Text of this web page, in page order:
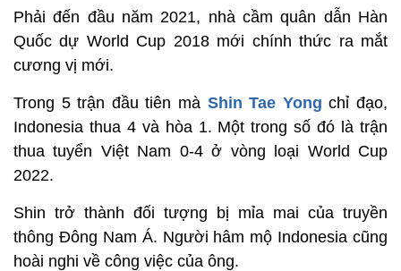
Phải đến đầu năm 2021, nhà cầm quân dẫn Hàn
Quốc dự World Cup 2018 mới chính thức ra mắt
cương vị mới.
Trong 5 trận đầu tiên mà Shin Tae Yong chỉ đạo,
Indonesia thua 4 và hòa 1. Một trong số đó là trận
thua tuyển Việt Nam 0-4 ở vòng loại World Cup
2022.
Shin trở thành đối tượng bị mỉa mai của truyền
thông Đông Nam Á. Người hâm mộ Indonesia cũng
hoài nghi về công việc của ông.